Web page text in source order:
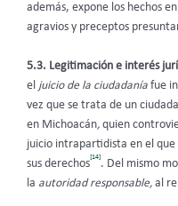
además, expone los hechos
agravios y preceptos
5.3. Legitimación e interés
el juicio de la ciudadanía fue
vez que se trata de un
en Michoacán, quien
juicio intrapartidista en el
sus derechos
[14]
. Del mismo
la autoridad responsable, al